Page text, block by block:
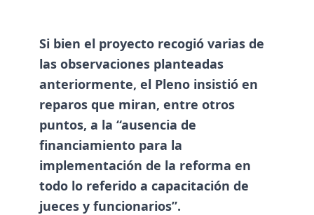
Si bien el proyecto recogió varias de
las observaciones planteadas
anteriormente, el Pleno insistió en
reparos que miran, entre otros
puntos, a la “ausencia de
financiamiento para la
implementación de la reforma en
todo lo referido a capacitación de
jueces y funcionarios”.